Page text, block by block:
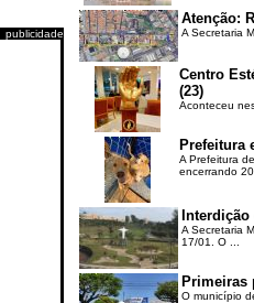
publicidade
Atenção:
A Secretaria
Centro
(23)
Aconteceu
Prefeitura
A Prefeitura
encerrando
A Secretaria
17/01. O ...
Primeiras
O município